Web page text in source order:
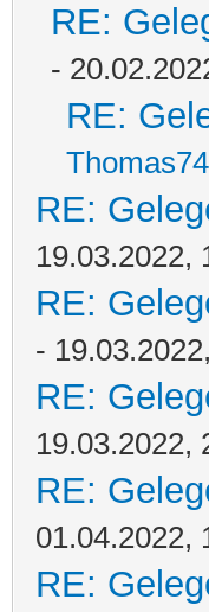
RE:
-
RE:
Thomas74
RE:
19.03.2022,
RE:
-
RE:
19.03.2022,
RE:
01.04.2022,
RE: